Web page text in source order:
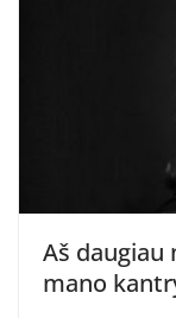
Aš daugiau
mano